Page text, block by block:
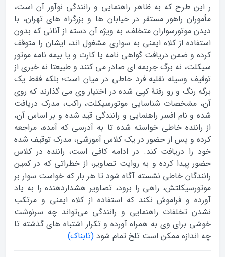
ر این طرح که به ظاهر‌ راهنمایی و رانندگی نوآور آن است،
مأموران راهور مستقر در خیابان‌ ها و بزرگراه‌ های تهران، با
دیدن موتورسواران متخلف، به ویژه آن دسته از آنانی که بدون
استفاده از کلاه ایمنی به سواری مشغول اند، ایشان را متوقف
کرده و ضمن دریافت گواهی‌ نامه ‌یا کارت و یا بیمه نامه موتور
سیکلت‌، نه برگ جریمه‌ ای صادر می‌ کنند و طبیعتا نه خبری از
توقیف وسیله نقلیه فرد خاطی در میان است؛ بلکه فقط یک
برگه رنگ و رو رفتهٔ کپی شده در اختیار وی می‌ گذارند که روی
آن، مشخصات شناسایی موتورسیکلت، راکب، مدرک دریافت
شده و نام افسر راهنمایی و رانندگی قید شده و بر اساس آن،
از راننده خاطی خواسته شده تا به آدرسی که آمده، مراجعه
کرده و پس از حضور در یک کلاس آموزشی، مدرک توقیف شده
خود را دریافت کند. در ادامه کافی است، راننده در کلاس
حضور پیدا کرده و به روایت تصاویر، از خطراتی که در کمین
رانندگان خاطی نشسته آگاه شود تا هر بار که خواست سوار بر
موتورسیکلتش، راهی را برود، تصاویر هشداردهنده را به یاد
آورده و فراموش نکند که استفاده از کلاه ایمنی و مرتکب
نشدن تخلفات راهنمایی و رانندگی می‌تواند چه سرنوشت
خوشی برای وی به همراه آورده و تکرار اشتباه های گذشته تا
چه اندازه ممکن است تلخ تمام شود.(تابناک)